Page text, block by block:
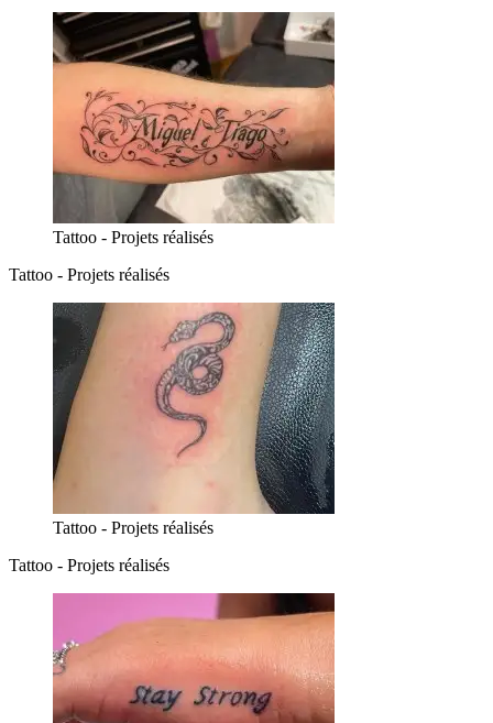
Tattoo - Projets réalisés
Tattoo - Projets réalisés
Tattoo - Projets réalisés
Tattoo - Projets réalisés